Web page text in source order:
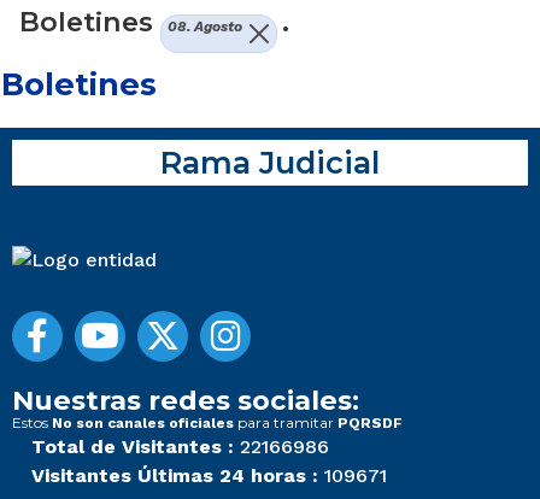
Boletines
08. Agosto .
Boletines
Rama Judicial
Nuestras redes sociales:
Estos No son canales oficiales para tramitar PQRSDF
Total de Visitantes : 22166986
Visitantes Últimas 24 horas : 109671